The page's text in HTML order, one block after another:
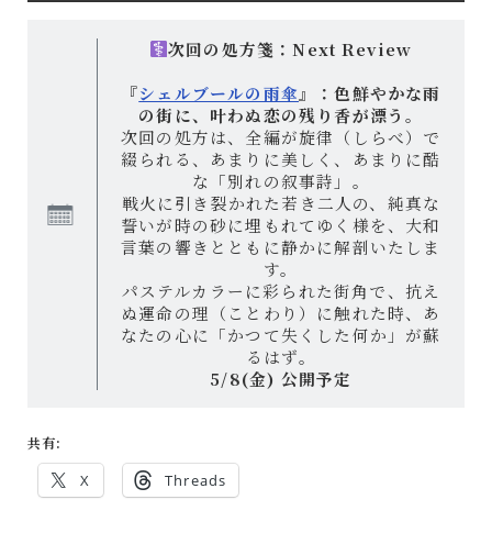
次回の処方箋：Next Review
『シェルブールの雨傘 』：色鮮やかな雨
の街に、叶わぬ恋の残り香が漂う。
次回の処方は、全編が旋律（しらべ）で
綴られる、あまりに美しく、あまりに酷
な「別れの叙事詩」。
戦火に引き裂かれた若き二人の、純真な
誓いが時の砂に埋もれてゆく様を、大和
言葉の響きとともに静かに解剖いたしま
す。
パステルカラーに彩られた街角で、抗え
ぬ運命の理（ことわり）に触れた時、あ
なたの心に「かつて失くした何か」が蘇
るはず。
5/8(金) 公開予定
共有:
X Threads